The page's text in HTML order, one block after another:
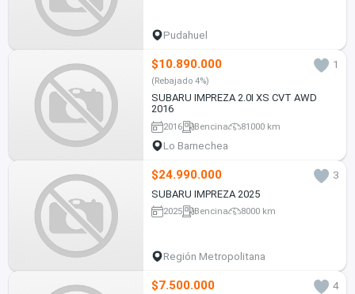
Pudahuel
$10.890.000 1
(Rebajado 4%)
SUBARU IMPREZA 2.0I XS CVT AWD
2016
2016 Bencina 81000 km
Lo Barnechea
$24.990.000
3
SUBARU IMPREZA 2025
2025 Bencina 8000 km
Región Metropolitana
$7.500.000
4